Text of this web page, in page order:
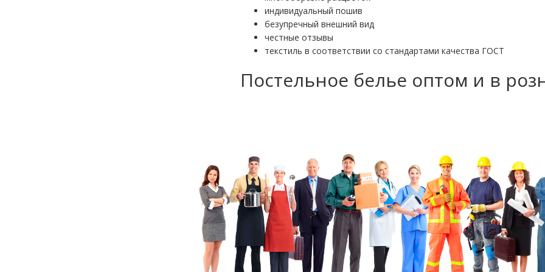
индивидуальный пошив
безупречный внешний вид
честные отзывы
текстиль в соответствии со стандартами качества ГОСТ
Постельное белье оптом и в